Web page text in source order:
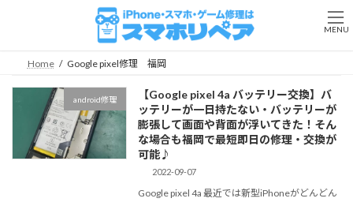
Home Google pixel修理 福岡
android修理
【Google pixel 4a バッテリー交換】バ
ッテリーが一日持たない・バッテリーが
膨張して画面や背面が浮いてきた！そん
な場合も福岡で最短即日の修理・交換が
可能♪
2022-09-07
Google pixel 4a 最近では新型iPhoneがどんどん
MENU